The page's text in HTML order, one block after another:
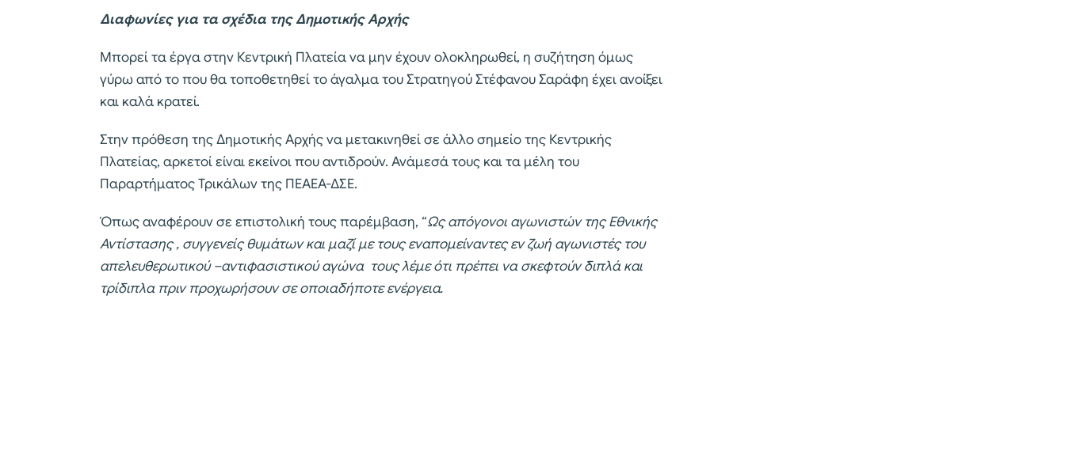
Διαφωνίες για τα σχέδια της Δημοτικής Αρχής
Μπορεί τα έργα στην Κεντρική Πλατεία να μην έχουν ολοκληρωθεί, η συζήτηση όμως
γύρω από το που θα τοποθετηθεί το άγαλμα του Στρατηγού Στέφανου Σαράφη έχει ανοίξει
και καλά κρατεί.
Στην πρόθεση της Δημοτικής Αρχής να μετακινηθεί σε άλλο σημείο της Κεντρικής
Πλατείας, αρκετοί είναι εκείνοι που αντιδρούν. Ανάμεσά τους και τα μέλη του
Παραρτήματος Τρικάλων της ΠΕΑΕΑ-ΔΣΕ.
Όπως αναφέρουν σε επιστολική τους παρέμβαση, “Ως απόγονοι αγωνιστών της Εθνικής
Αντίστασης , συγγενείς θυμάτων και μαζί με τους εναπομείναντες εν ζωή αγωνιστές του
απελευθερωτικού –αντιφασιστικού αγώνα τους λέμε ότι πρέπει να σκεφτούν διπλά και
τρίδιπλα πριν προχωρήσουν σε οποιαδήποτε ενέργεια.